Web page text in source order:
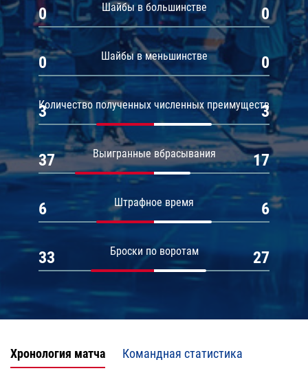
Шайбы в большинстве
0 0
Шайбы в меньшинстве
0 0
Количество полученных численных преимуществ
3 3
Выигранные вбрасывания
37 17
Штрафное время
6 6
Броски по воротам
33 27
Хронология матча
Командная статистика